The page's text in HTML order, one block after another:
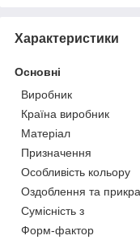
Характеристики
Основні
Виробник
Країна виробник
Матеріал
Призначення
Особливість кольору
Оздоблення та
Сумісність з
Форм-фактор